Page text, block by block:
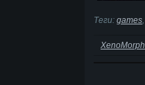
Теги: games
XenoMorph